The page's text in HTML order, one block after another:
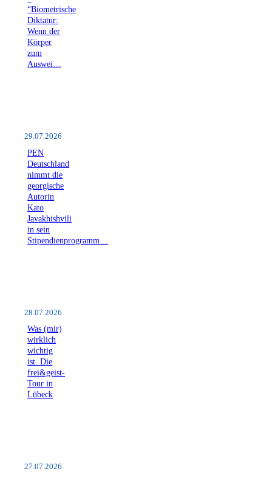
“Biometrische
Diktatur:
Wenn der
Körper
zum
Auswei…
29.07.2026
PEN
Deutschland
nimmt die
georgische
Autorin
Kato
Javakhishvili
in sein
Stipendienprogramm…
28.07.2026
Was (mir)
wirklich
wichtig
ist. Die
frei&geist-
Tour in
Lübeck
27.07.2026